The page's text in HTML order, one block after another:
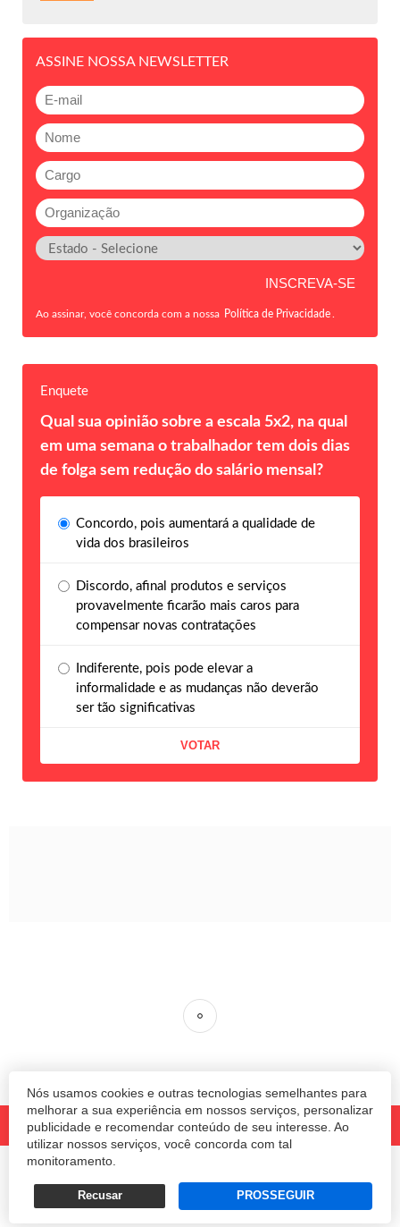
Nós usamos cookies e outras tecnologias semelhantes para
melhorar a sua experiência em nossos serviços, personalizar
publicidade e recomendar conteúdo de seu interesse. Ao
utilizar nossos serviços, você concorda com tal
monitoramento.
Recusar PROSSEGUIR
ASSINE NOSSA NEWSLETTER
Ao assinar, você concorda com a nossa Política de Privacidade
Enquete
Qual sua opinião sobre a escala 5x2, na qual
em uma semana o trabalhador tem dois dias
de folga sem redução do salário mensal?
Concordo, pois aumentará a qualidade de
vida dos brasileiros
Discordo, afinal produtos e serviços
provavelmente ficarão mais caros para
compensar novas contratações
Indiferente, pois pode elevar a
informalidade e as mudanças não deverão
ser tão significativas
Termos e Políticas de Uso Privacidade